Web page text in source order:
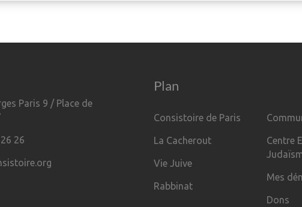
Paris 9 / Place de
26
Plan
Consistoire de Paris
La Cacherout
Vie Juive
Rabbinat
Centre
Mes
Dons